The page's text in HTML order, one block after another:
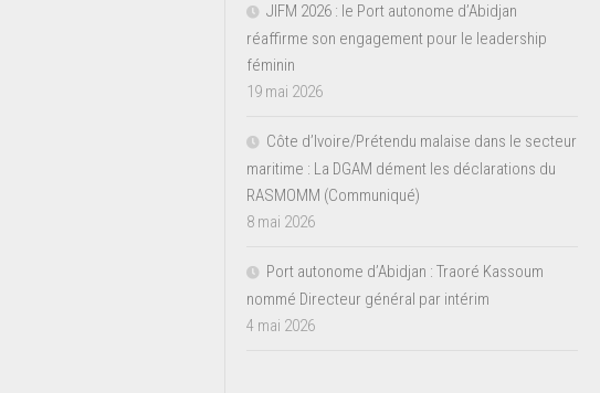
JIFM 2026 : le Port autonome d’Abidjan
réaffirme son engagement pour le leadership
féminin
19 mai 2026
Côte d’Ivoire/Prétendu malaise dans le secteur
maritime : La DGAM dément les déclarations du
RASMOMM (Communiqué)
8 mai 2026
Port autonome d’Abidjan : Traoré Kassoum
nommé Directeur général par intérim
4 mai 2026